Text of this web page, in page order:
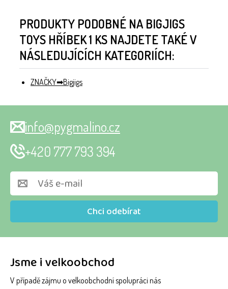
PRODUKTY PODOBNÉ NA BIGJIGS
TOYS HŘÍBEK 1 KS NAJDETE TAKÉ V
NÁSLEDUJÍCÍCH KATEGORIÍCH:
ZNAČKY Bigjigs
Jsme i velkoobchod
V případě zájmu o velkoobchodní spolupráci nás
Chci odebírat
info@pygmalino.cz
+420 777 793 394